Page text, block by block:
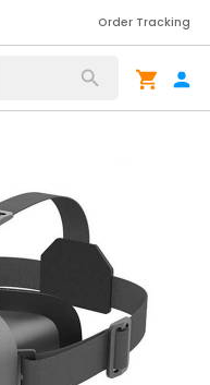
Order Tracking